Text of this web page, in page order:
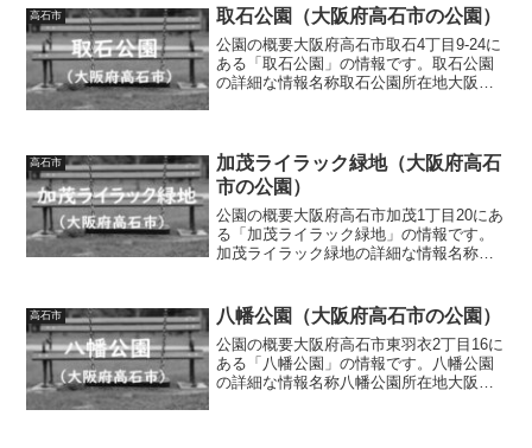
大阪府高石市東羽衣1丁目14面積情報なし
種別情報なし施設...
高石市 取石公園（大阪府高石市の公園）
公園の概要大阪府高石市取石4丁目9-24に
ある「取石公園」の情報です。取石公園
の詳細な情報名称取石公園所在地大阪府
雲梯、...
高石市
加茂ライラック緑地（大阪府高石
市の公園）
公園の概要大阪府高石市加茂1丁目20にあ
る「加茂ライラック緑地」の情報です。
加茂ライラック緑地の詳細な情報名称加
設・遊具パーゴラ、ベンチトイレの有無
なし車椅子対応 ト...
高石市 八幡公園（大阪府高石市の公園）
公園の概要大阪府高石市東羽衣2丁目16に
ある「八幡公園」の情報です。八幡公園
の詳細な情報名称八幡公園所在地大阪府